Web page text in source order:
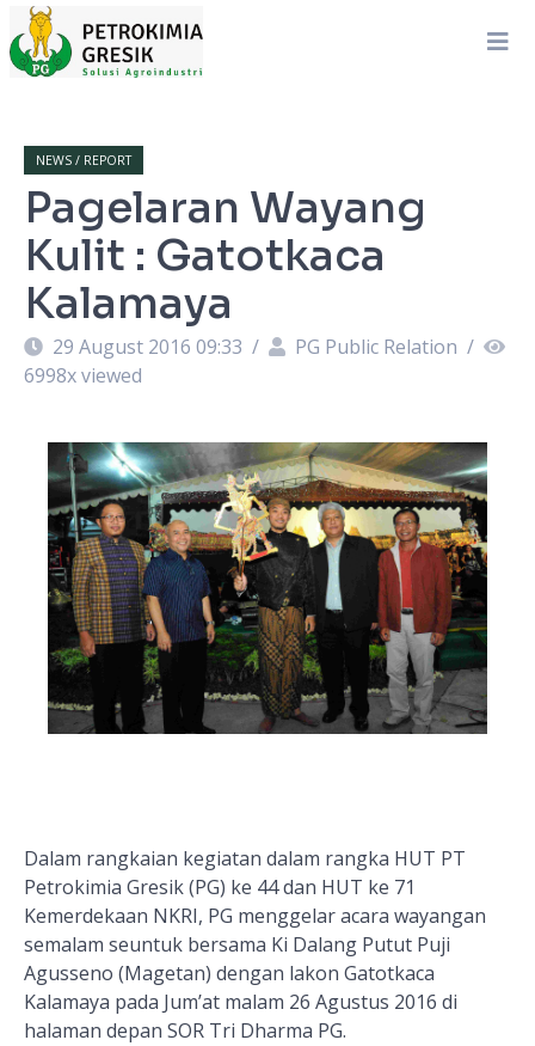
NEWS / REPORT
Pagelaran Wayang
Kulit : Gatotkaca
Kalamaya
29 August 2016 09:33 / PG Public Relation /
6998x viewed
Dalam rangkaian kegiatan dalam rangka HUT PT
Petrokimia Gresik (PG) ke 44 dan HUT ke 71
Kemerdekaan NKRI, PG menggelar acara wayangan
semalam seuntuk bersama Ki Dalang Putut Puji
Agusseno (Magetan) dengan lakon Gatotkaca
Kalamaya pada Jum’at malam 26 Agustus 2016 di
halaman depan SOR Tri Dharma PG.